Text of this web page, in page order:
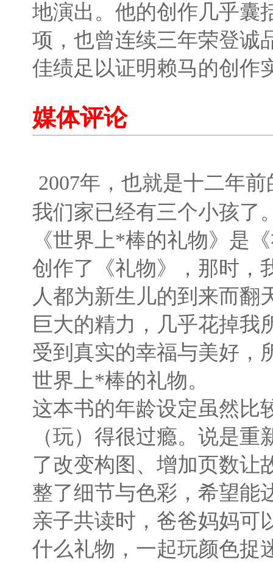
地演出。他的创作几乎囊
项，也曾连续三年荣登诚
佳绩足以证明赖马的创作
媒体评论
2007年，也就是十二年
我们家已经有三个小孩了
《世界上*棒的礼物》是
创作了《礼物》，那时，
人都为新生儿的到来而翻
巨大的精力，几乎花掉我
受到真实的幸福与美好，
世界上*棒的礼物。
这本书的年龄设定虽然比
（玩）得很过瘾。说是
了改变构图、增加页数让
整了细节与色彩，希望能
亲子共读时，爸爸妈妈可
什么礼物，一起玩颜色捉